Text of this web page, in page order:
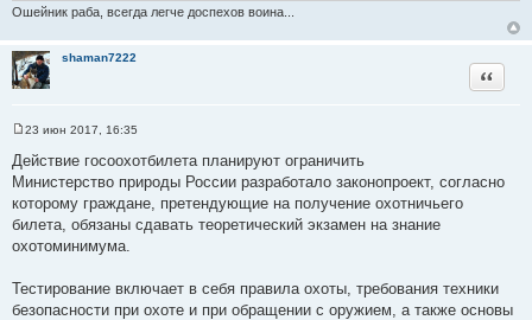
н
Ошейник раба, всегда легче доспехов воина...
shaman7222
Цитата
о
б
е
н
е
23 июн 2017, 16:35
Действие госоохотбилета планируют ограничить
Министерство природы России разработало законопроект, согласно
которому граждане, претендующие на получение охотничьего
билета, обязаны сдавать теоретический экзамен на знание
охотоминимума.
Тестирование включает в себя правила охоты, требования техники
безопасности при охоте и при обращении с оружием, а также основы